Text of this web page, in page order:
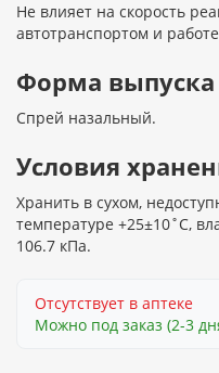
Не влияет на скорость
автотранспортом и
Форма выпуска
Спрей назальный.
Условия
Хранить в сухом,
температуре +25±10˚С,
106.7 кПа.
Отсутствует в аптеке
Можно под заказ (2-3